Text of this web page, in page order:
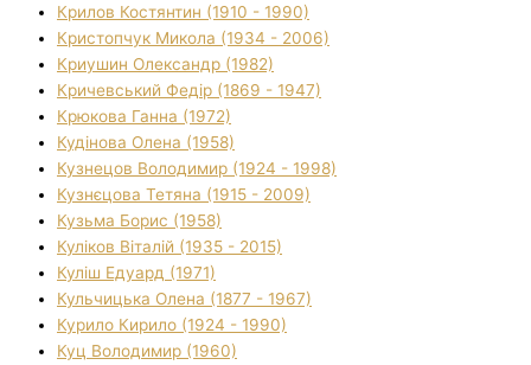
Крилов Костянтин (1910 - 1990)
Кристопчук Микола (1934 - 2006)
Криушин Олександр (1982)
Кричевський Федір (1869 - 1947)
Крюкова Ганна (1972)
Кудінова Олена (1958)
Кузнецов Володимир (1924 - 1998)
Кузнєцова Тетяна (1915 - 2009)
Кузьма Борис (1958)
Куліков Віталій (1935 - 2015)
Куліш Едуард (1971)
Кульчицька Олена (1877 - 1967)
Курило Кирило (1924 - 1990)
Куц Володимир (1960)